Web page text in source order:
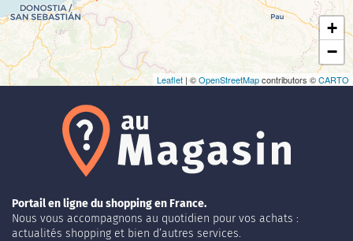
+
−
Leaflet | ©OpenStreetMapcontributors ©CARTO
Portail en ligne du shopping en France.
Nous vous accompagnons au quotidien pour vos achats :
actualités shopping et bien d’autres services.